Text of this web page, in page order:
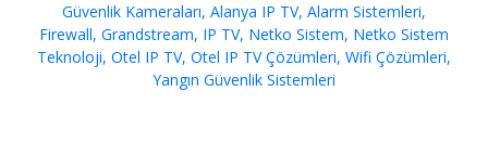
Güvenlik Kameraları, Alanya IP TV, Alarm Sistemleri,
Firewall, Grandstream, IP TV, Netko Sistem, Netko Sistem
Teknoloji, Otel IP TV, Otel IP TV Çözümleri, Wifi Çözümleri,
Yangın Güvenlik Sistemleri